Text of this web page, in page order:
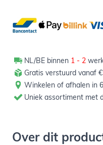
NL/BE binnen 1 - 2
Gratis verstuurd vanaf
Winkelen of afhalen in
Uniek assortiment met
Over dit